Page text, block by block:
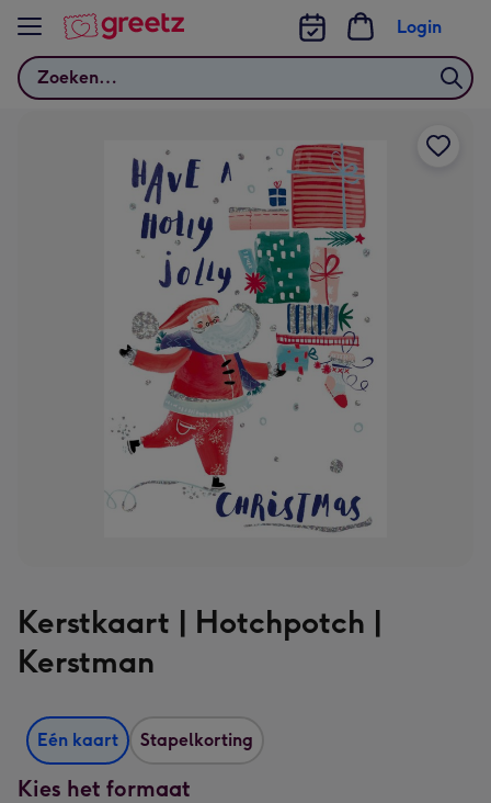
Bekijk meer
Zoeken
Login
Kerstkaart | Hotchpotch |
Kerstman
Eén kaart Stapelkorting
Kies het formaat